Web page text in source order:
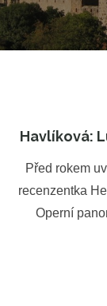
Havlíková:
Před rokem
recenzentka
Operní